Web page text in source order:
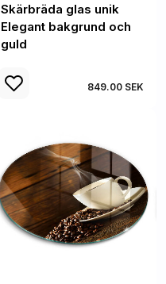
Skärbräda glas unik
Elegant bakgrund och
guld
849.00 SEK